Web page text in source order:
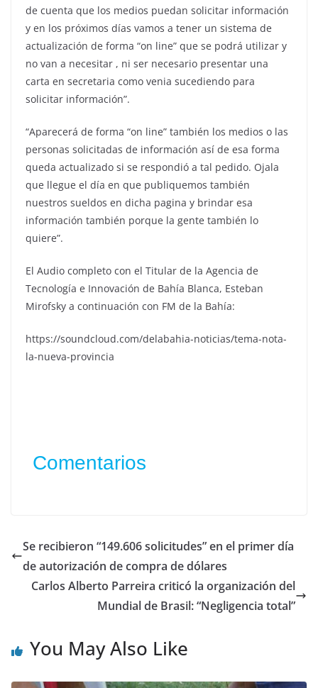
de cuenta que los medios puedan solicitar información
y en los próximos días vamos a tener un sistema de
actualización de forma “on line” que se podrá utilizar y
no van a necesitar , ni ser necesario presentar una
carta en secretaria como venia sucediendo para
solicitar información”.
“Aparecerá de forma “on line” también los medios o las
personas solicitadas de información así de esa forma
queda actualizado si se respondió a tal pedido. Ojala
que llegue el día en que publiquemos también
nuestros sueldos en dicha pagina y brindar esa
información también porque la gente también lo
quiere”.
El Audio completo con el Titular de la Agencia de
Tecnología e Innovación de Bahía Blanca, Esteban
Mirofsky a continuación con FM de la Bahía:
https://soundcloud.com/delabahia-noticias/tema-nota-
la-nueva-provincia
Comentarios
Se recibieron “149.606 solicitudes” en el primer día
de autorización de compra de dólares
Carlos Alberto Parreira criticó la organización del
Mundial de Brasil: “Negligencia total”
You May Also Like